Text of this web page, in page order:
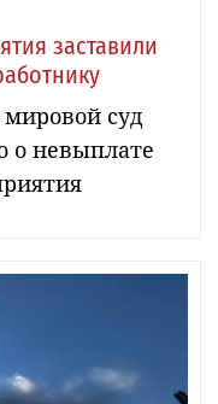
заставили
суд
о невыплате